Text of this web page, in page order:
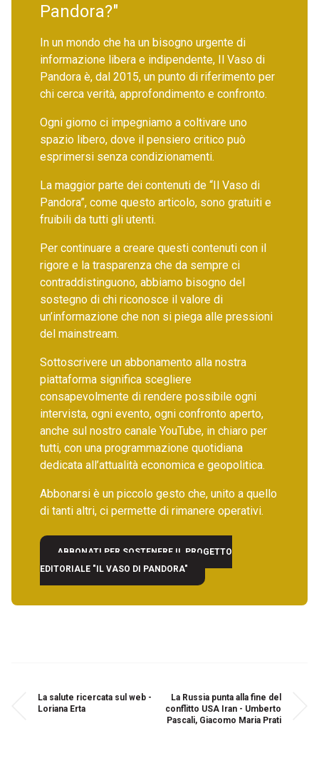
Pandora?"
In un mondo che ha un bisogno urgente di
informazione libera e indipendente, Il Vaso di
Pandora è, dal 2015, un punto di riferimento per
chi cerca verità, approfondimento e confronto.
Ogni giorno ci impegniamo a coltivare uno
spazio libero, dove il pensiero critico può
esprimersi senza condizionamenti.
La maggior parte dei contenuti de “Il Vaso di
Pandora”, come questo articolo, sono gratuiti e
fruibili da tutti gli utenti.
Per continuare a creare questi contenuti con il
rigore e la trasparenza che da sempre ci
contraddistinguono, abbiamo bisogno del
sostegno di chi riconosce il valore di
un’informazione che non si piega alle pressioni
del mainstream.
Sottoscrivere un abbonamento alla nostra
piattaforma significa scegliere
consapevolmente di rendere possibile ogni
intervista, ogni evento, ogni confronto aperto,
anche sul nostro canale YouTube, in chiaro per
tutti, con una programmazione quotidiana
dedicata all’attualità economica e geopolitica.
Abbonarsi è un piccolo gesto che, unito a quello
di tanti altri, ci permette di rimanere operativi.
ABBONATI PER SOSTENERE IL PROGETTO
EDITORIALE "IL VASO DI PANDORA"
La salute ricercata sul web -
Loriana Erta
La Russia punta alla fine del
conflitto USA Iran - Umberto
Pascali, Giacomo Maria Prati